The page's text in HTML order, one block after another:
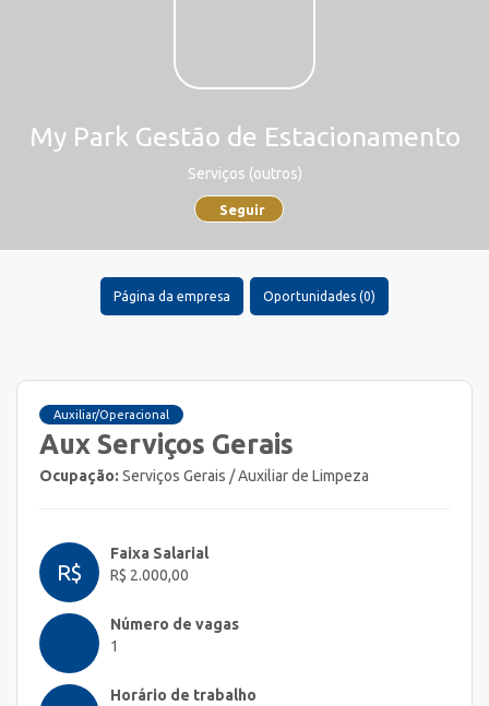
My Park Gestão de Estacionamento
Serviços (outros)
Seguir
Página da empresa Oportunidades (0)
Auxiliar/Operacional
Aux Serviços Gerais
Ocupação: Serviços Gerais / Auxiliar de Limpeza
R$
Faixa Salarial
R$ 2.000,00
Número de vagas
1
Horário de trabalho